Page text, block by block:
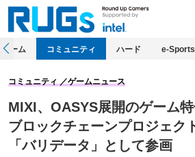
ホーム コミュニティ ハード e-Sports
MIXI、OASYS展開のゲーム
ブロックチェーンプロジェク
「バリデータ」として参画
コミュニティ ゲームニュース